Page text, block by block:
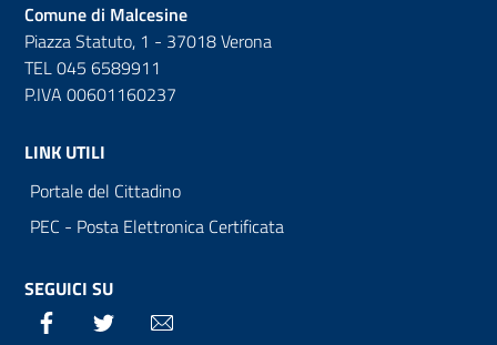
Comune di Malcesine
Piazza Statuto, 1 - 37018 Verona
TEL 045 6589911
P.IVA 00601160237
LINK UTILI
Portale del Cittadino
PEC - Posta Elettronica Certificata
SEGUICI SU
Facebook Twitter